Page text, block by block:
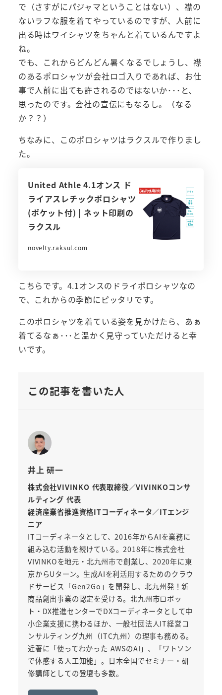
で（さすがにパジャマということはない）、襟の
ないラフな服を着てやっているのですが、人前に
出る時はワイシャツをちゃんと着ているんですよ
ね。
でも、これからどんどん暑くなるでしょうし、襟
のあるポロシャツが会社ロゴ入りであれば、お仕
事で人前に出ても許されるのではないか･･･と、
思ったのです。会社の宣伝にもなるし。（なる
か？？）
ちなみに、このポロシャツはラクスルで作りまし
た。
United Athle 4.1オンス ド
ライアスレチックポロシャツ
(ポケット付) | ネット印刷の
ラクスル
novelty.raksul.com
こちらです。4.1オンスのドライポロシャツなの
で、これからの季節にピッタリです。
このポロシャツを着ている姿を見かけたら、あぁ
着てるなぁ･･･と温かく見守っていただけると幸
いです。
この記事を書いた人
井上 研一
株式会社VIVINKO 代表取締役／VIVINKOコンサ
ルティング 代表
経済産業省推進資格ITコーディネータ／ITエンジ
ニア
ITコーディネータとして、2016年からAIを業務に
組み込む活動を続けている。2018年に株式会社
VIVINKOを地元・北九州市で創業し、2020年に東
京からUターン。生成AIを利活用するためのクラウ
ドサービス「Gen2Go」を開発し、北九州発！新
商品創出事業の認定を受ける。北九州市ロボッ
ト・DX推進センターでDXコーディネータとして中
小企業支援に携わるほか、一般社団法人IT経営コ
ンサルティング九州（ITC九州）の理事も務める。
近著に「使ってわかった AWSのAI」、「ワトソン
で体感する人工知能」。日本全国でセミナー・研
修講師としての登壇も多数。